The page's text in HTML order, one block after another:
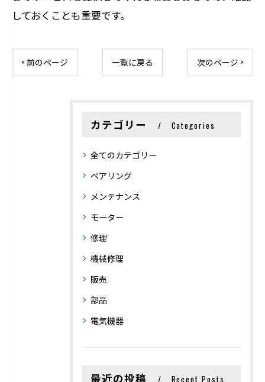
しておくことも重要です。
< 前のページ 一覧に戻る 次のページ >
カテゴリー Categories
全てのカテゴリー
ベアリング
メンテナンス
モーター
修理
機械修理
販売
部品
電気機器
最近の投稿 Recent Posts